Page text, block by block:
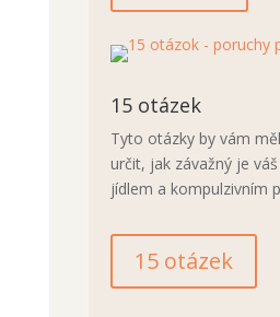
15 otázek
Tyto otázky by vám
určit, jak závažný je
jídlem a kompulzivním
15 otázek